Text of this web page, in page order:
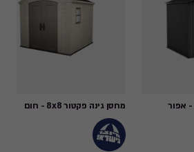
מחסן גינה פקטור 8x8 - חום